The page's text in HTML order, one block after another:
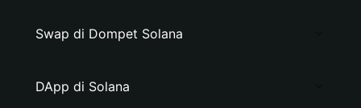
Swap di Dompet Solana
DApp di Solana